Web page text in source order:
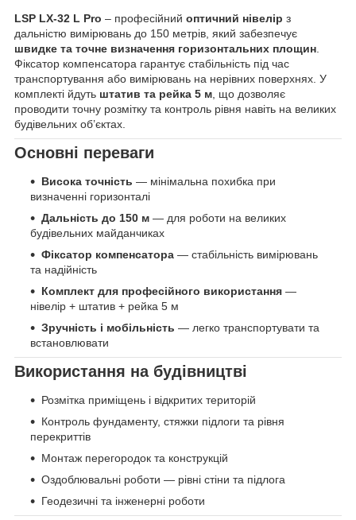
LSP LX-32 L Pro – професійний оптичний нівелір з
дальністю вимірювань до 150 метрів, який забезпечує
швидке та точне визначення горизонтальних площин.
Фіксатор компенсатора гарантує стабільність під час
транспортування або вимірювань на нерівних поверхнях. У
комплекті йдуть штатив та рейка 5 м, що дозволяє
проводити точну розмітку та контроль рівня навіть на великих
будівельних об’єктах.
Основні переваги
Висока точність — мінімальна похибка при
визначенні горизонталі
Дальність до 150 м — для роботи на великих
будівельних майданчиках
Фіксатор компенсатора — стабільність вимірювань
та надійність
Комплект для професійного використання —
нівелір + штатив + рейка 5 м
Зручність і мобільність — легко транспортувати та
встановлювати
Використання на будівництві
Розмітка приміщень і відкритих територій
Контроль фундаменту, стяжки підлоги та рівня
перекриттів
Монтаж перегородок та конструкцій
Оздоблювальні роботи — рівні стіни та підлога
Геодезичні та інженерні роботи